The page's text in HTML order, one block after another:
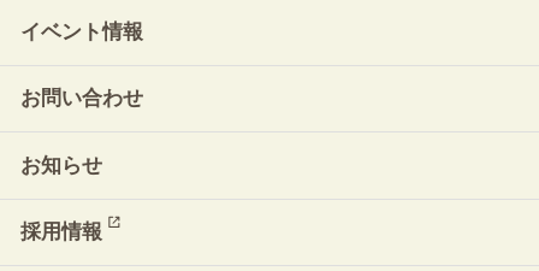
イベント情報
お問い合わせ
お知らせ
採用情報